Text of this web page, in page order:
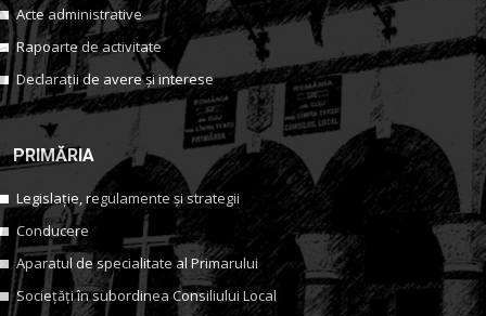
Acte administrative
Rapoarte de activitate
Declarații de avere și interese
PRIMĂRIA
Legislație, regulamente și strategii
Conducere
Aparatul de specialitate al Primarului
Sociețăți în subordinea Consiliului Local